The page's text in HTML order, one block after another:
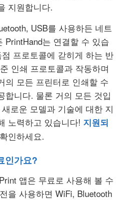
지원합니다.
USB를 사용하든 네트
PrintHand는 연결할 수 있습
프로토콜에 갇히게 하는 반
인쇄 프로토콜과 작동하며
의 모든 프린터로 인쇄할 수
합니다. 물론 거의 모든 것입
로운 모델과 기술에 대한 지
노력하고 있습니다! 지원되
인하세요.
인가요?
앱은 무료로 사용해 볼 수
을 사용하면 WiFi, Bluetooth